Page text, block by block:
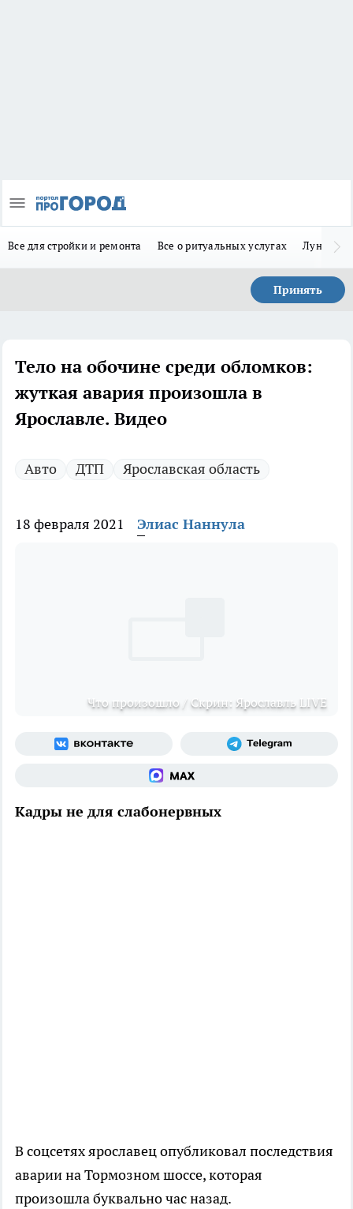
Все для стройки и ремонта Все о ритуальных услугах Лунно-
Принять
Тело на обочине среди обломков:
жуткая авария произошла в
Ярославле. Видео
Авто ДТП Ярославская область
18 февраля 2021 Элиас Наннула
Что произошло / Скрин: Ярославль LIVE
Кадры не для слабонервных
В соцсетях ярославец опубликовал последствия
аварии на Тормозном шоссе, которая
произошла буквально час назад.